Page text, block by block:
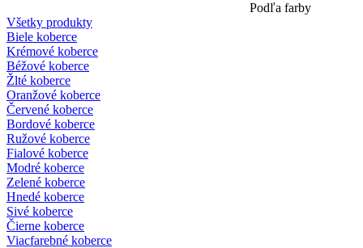
Podľa farby
Všetky produkty
Biele koberce
Krémové koberce
Béžové koberce
Žlté koberce
Oranžové koberce
Červené koberce
Bordové koberce
Ružové koberce
Fialové koberce
Modré koberce
Zelené koberce
Hnedé koberce
Sivé koberce
Čierne koberce
Viacfarebné koberce